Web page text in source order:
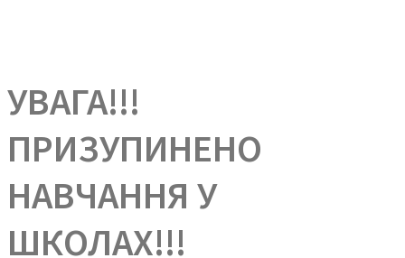
УВАГА!!!
ПРИЗУПИНЕНО
НАВЧАННЯ У
ШКОЛАХ!!!